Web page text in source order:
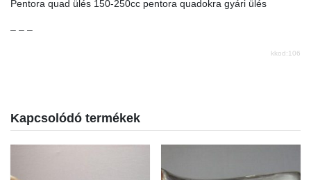
Pentora quad ülés 150-250cc pentora quadokra gyári ülés
– – –
kkod:106
Kapcsolódó termékek